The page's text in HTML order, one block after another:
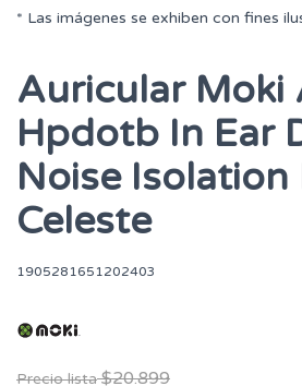
* Las imágenes se exhiben con fines
Auricular Moki
Hpdotb In Ear
Noise Isolation
Celeste
1905281651202403
Precio lista $20.899